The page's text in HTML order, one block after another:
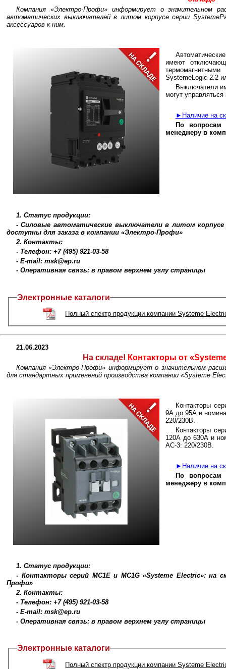
Компания «Электро-Профи» информирует о значительном
автоматических выключателей в литом корпусе серии
аксессуаров к ним.
имеют
SystemeLogic 2.2
Выключатели
могут
►Наличие на
По вопросам
менеджеру в
1. Статус продукции:
- Силовые автоматические выключатели в литом корпусе
доступны для заказа в компании «Электро-Профи»
2. Контакты:
- Телефон: +7 (495) 921-03-58
- E-mail: msk@ep.ru
- Оперативная связь: в правом верхнем углу страницы
Электронные каталоги
Полный спектр продукции компании Systeme
21.06.2023
На складе! Контакторы от
Компания «Электро-Профи» информирует о значительном
для стандартных применений производства компании «Systeme
Контакторы
9А до 95А и
220/230В.
Контакторы
120А до 630А и
АС-3: 220/230В.
►Наличие на
По вопросам
менеджеру в
1. Статус продукции:
- Контакторы серий MC1E и MC1G «Systeme Electric»: на
Профи»
2. Контакты:
- Телефон: +7 (495) 921-03-58
- E-mail: msk@ep.ru
- Оперативная связь: в правом верхнем углу страницы
Электронные каталоги
Полный спектр продукции компании Systeme